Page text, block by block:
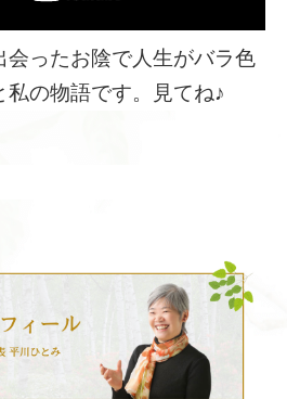
会ったお陰で人生がバラ色
の物語です。見てね♪